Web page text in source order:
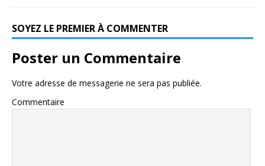
SOYEZ LE PREMIER À COMMENTER
Poster un Commentaire
Votre adresse de messagerie ne sera pas publiée.
Commentaire